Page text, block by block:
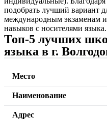
подобрать лучший вариант
международным экзаменам
навыков с носителями языка.
Топ-5 лучших
языка в г.